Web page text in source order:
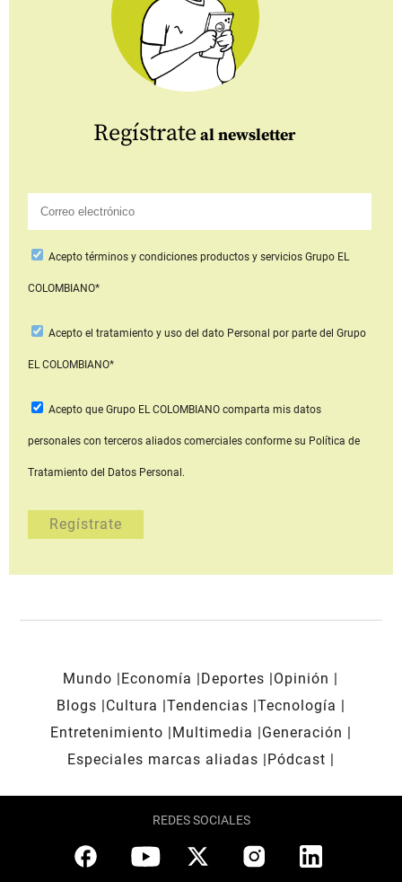
Regístrate al newsletter
Aceptotérminos y condiciones productos y serviciosGrupo EL
COLOMBIANO*
Acepto el tratamiento y uso del dato Personal por parte del Grupo
EL COLOMBIANO*
Acepto que Grupo EL COLOMBIANOcomparta mis datos
personales con terceros aliados comerciales conforme su Política de
Tratamiento del Datos Personal.
Mundo Economía Deportes
Opinión
Blogs
Cultura Tendencias Tecnología
Entretenimiento
Multimedia
Generación
Especiales marcas aliadas
Pódcast
REDES SOCIALES